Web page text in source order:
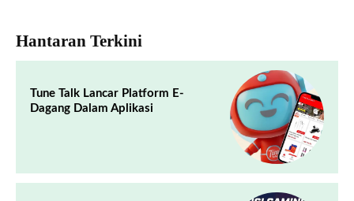
Hantaran Terkini
Tune Talk Lancar Platform E-
Dagang Dalam Aplikasi